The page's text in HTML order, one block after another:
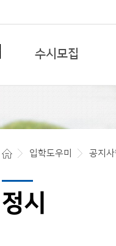
수시모집
입학도우미 공지
정시